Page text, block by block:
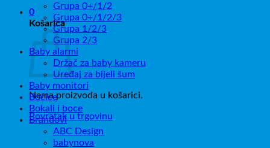
0
Košarica
Nema proizvoda u košarici.
Povratak u trgovinu
Grupa 0+/1/2
Grupa 0+/1/2/3
Grupa 1/2/3
Grupa 2/3
Baby alarmi
Držač za baby kameru
Uređaj za bijeli šum
Baby monitori
Bočice
Bokali i boce
Brandovi
ABC Design
babynova